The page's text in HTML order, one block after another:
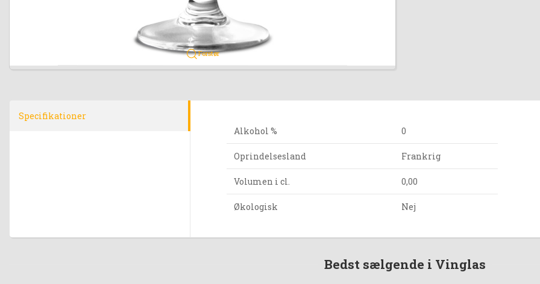
Forstør
Specifikationer
Alkohol %
0
Oprindelsesland Frankrig
Volumen i cl. 0,00
Økologisk Nej
Bedst sælgende i Vinglas